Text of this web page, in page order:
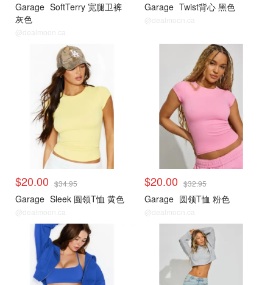
Garage SoftTerry 宽腿卫裤
灰色
@dealmoon.ca
Garage Twist背心 黑色
@dealmoon.ca
$20.00 $34.95
Garage Sleek 圆领T恤 黄色
@dealmoon.ca
$20.00 $32.95
Garage 圆领T恤 粉色
@dealmoon.ca
小编推荐